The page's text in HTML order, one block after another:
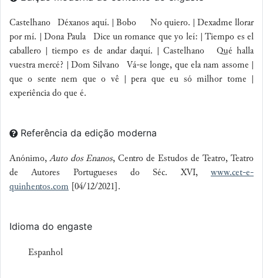
Castelhano Déxanos aquí. | Bobo No quiero. | Dexadme llorar
por mí. | Dona Paula Dice un romance que yo leí: | Tiempo es el
caballero | tiempo es de andar daquí. | Castelhano Qué halla
vuestra mercé? | Dom Silvano Vá-se longe, que ela nam assome |
que o sente nem que o vê | pera que eu só milhor tome |
experiência do que é.
Referência da edição moderna
Anónimo, Auto dos Enanos, Centro de Estudos de Teatro, Teatro
de Autores Portugueses do Séc. XVI, www.cet-e-
quinhentos.com [04/12/2021].
Idioma do engaste
Espanhol